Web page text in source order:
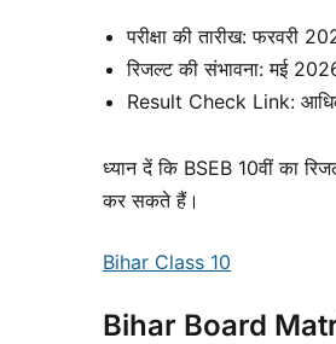
परीक्षा की तारीख: फरवरी
रिजल्ट की संभावना: मई
Result Check Link:
ध्यान दें कि BSEB 10वीं का
कर सकते हैं।
Bihar Class 10
Bihar Board